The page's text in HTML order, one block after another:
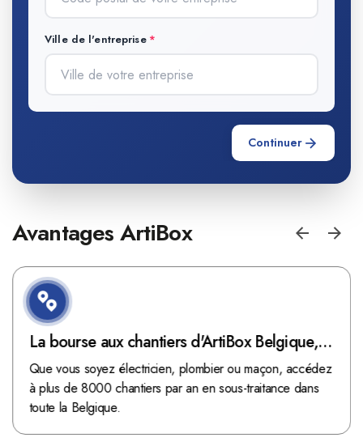
Ville de l'entreprise
Continuer
Avantages ArtiBox
La bourse aux chantiers d'ArtiBox Belgique,
véritable mine d'or !
Que vous soyez électricien, plombier ou maçon, accédez
à plus de 8000 chantiers par an en sous-traitance dans
toute la Belgique.